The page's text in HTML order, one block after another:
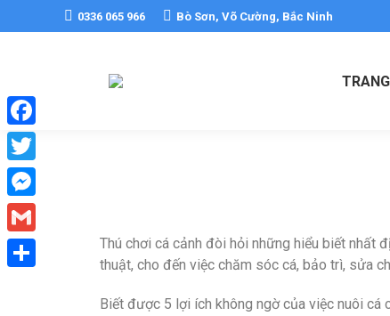
0336 065 966 Bò Sơn, Võ Cường, Bắc Ninh
Thú chơi cá cảnh đòi hỏi những hiểu biết nhất
thuật, cho đến việc chăm sóc cá, bảo trì, sửa
Biết được 5 lợi ích không ngờ của việc nuôi cá
Facebook
Twitter
Messenger
Gmail